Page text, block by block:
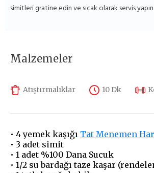
simitleri gratine edin ve sıcak olarak servis yapın.
Malzemeler
Atıştırmalıklar 10 Dk
• 4 yemek kaşığı Tat Menemen
• 3 adet simit
• 1 adet %100 Dana Sucuk
• 1/2 su bardağı taze kaşar